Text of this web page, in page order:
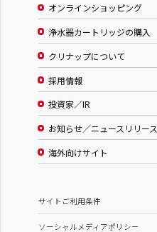
オンラインショッピング
浄水器カートリッジの購入
クリナップについて
採用情報
投資家／IR
お知らせ／ニュースリリース
海外向けサイト
サイトご利用条件
ソーシャルメディアポリシー